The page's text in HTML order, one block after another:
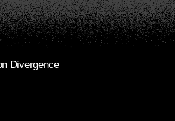
Divergence